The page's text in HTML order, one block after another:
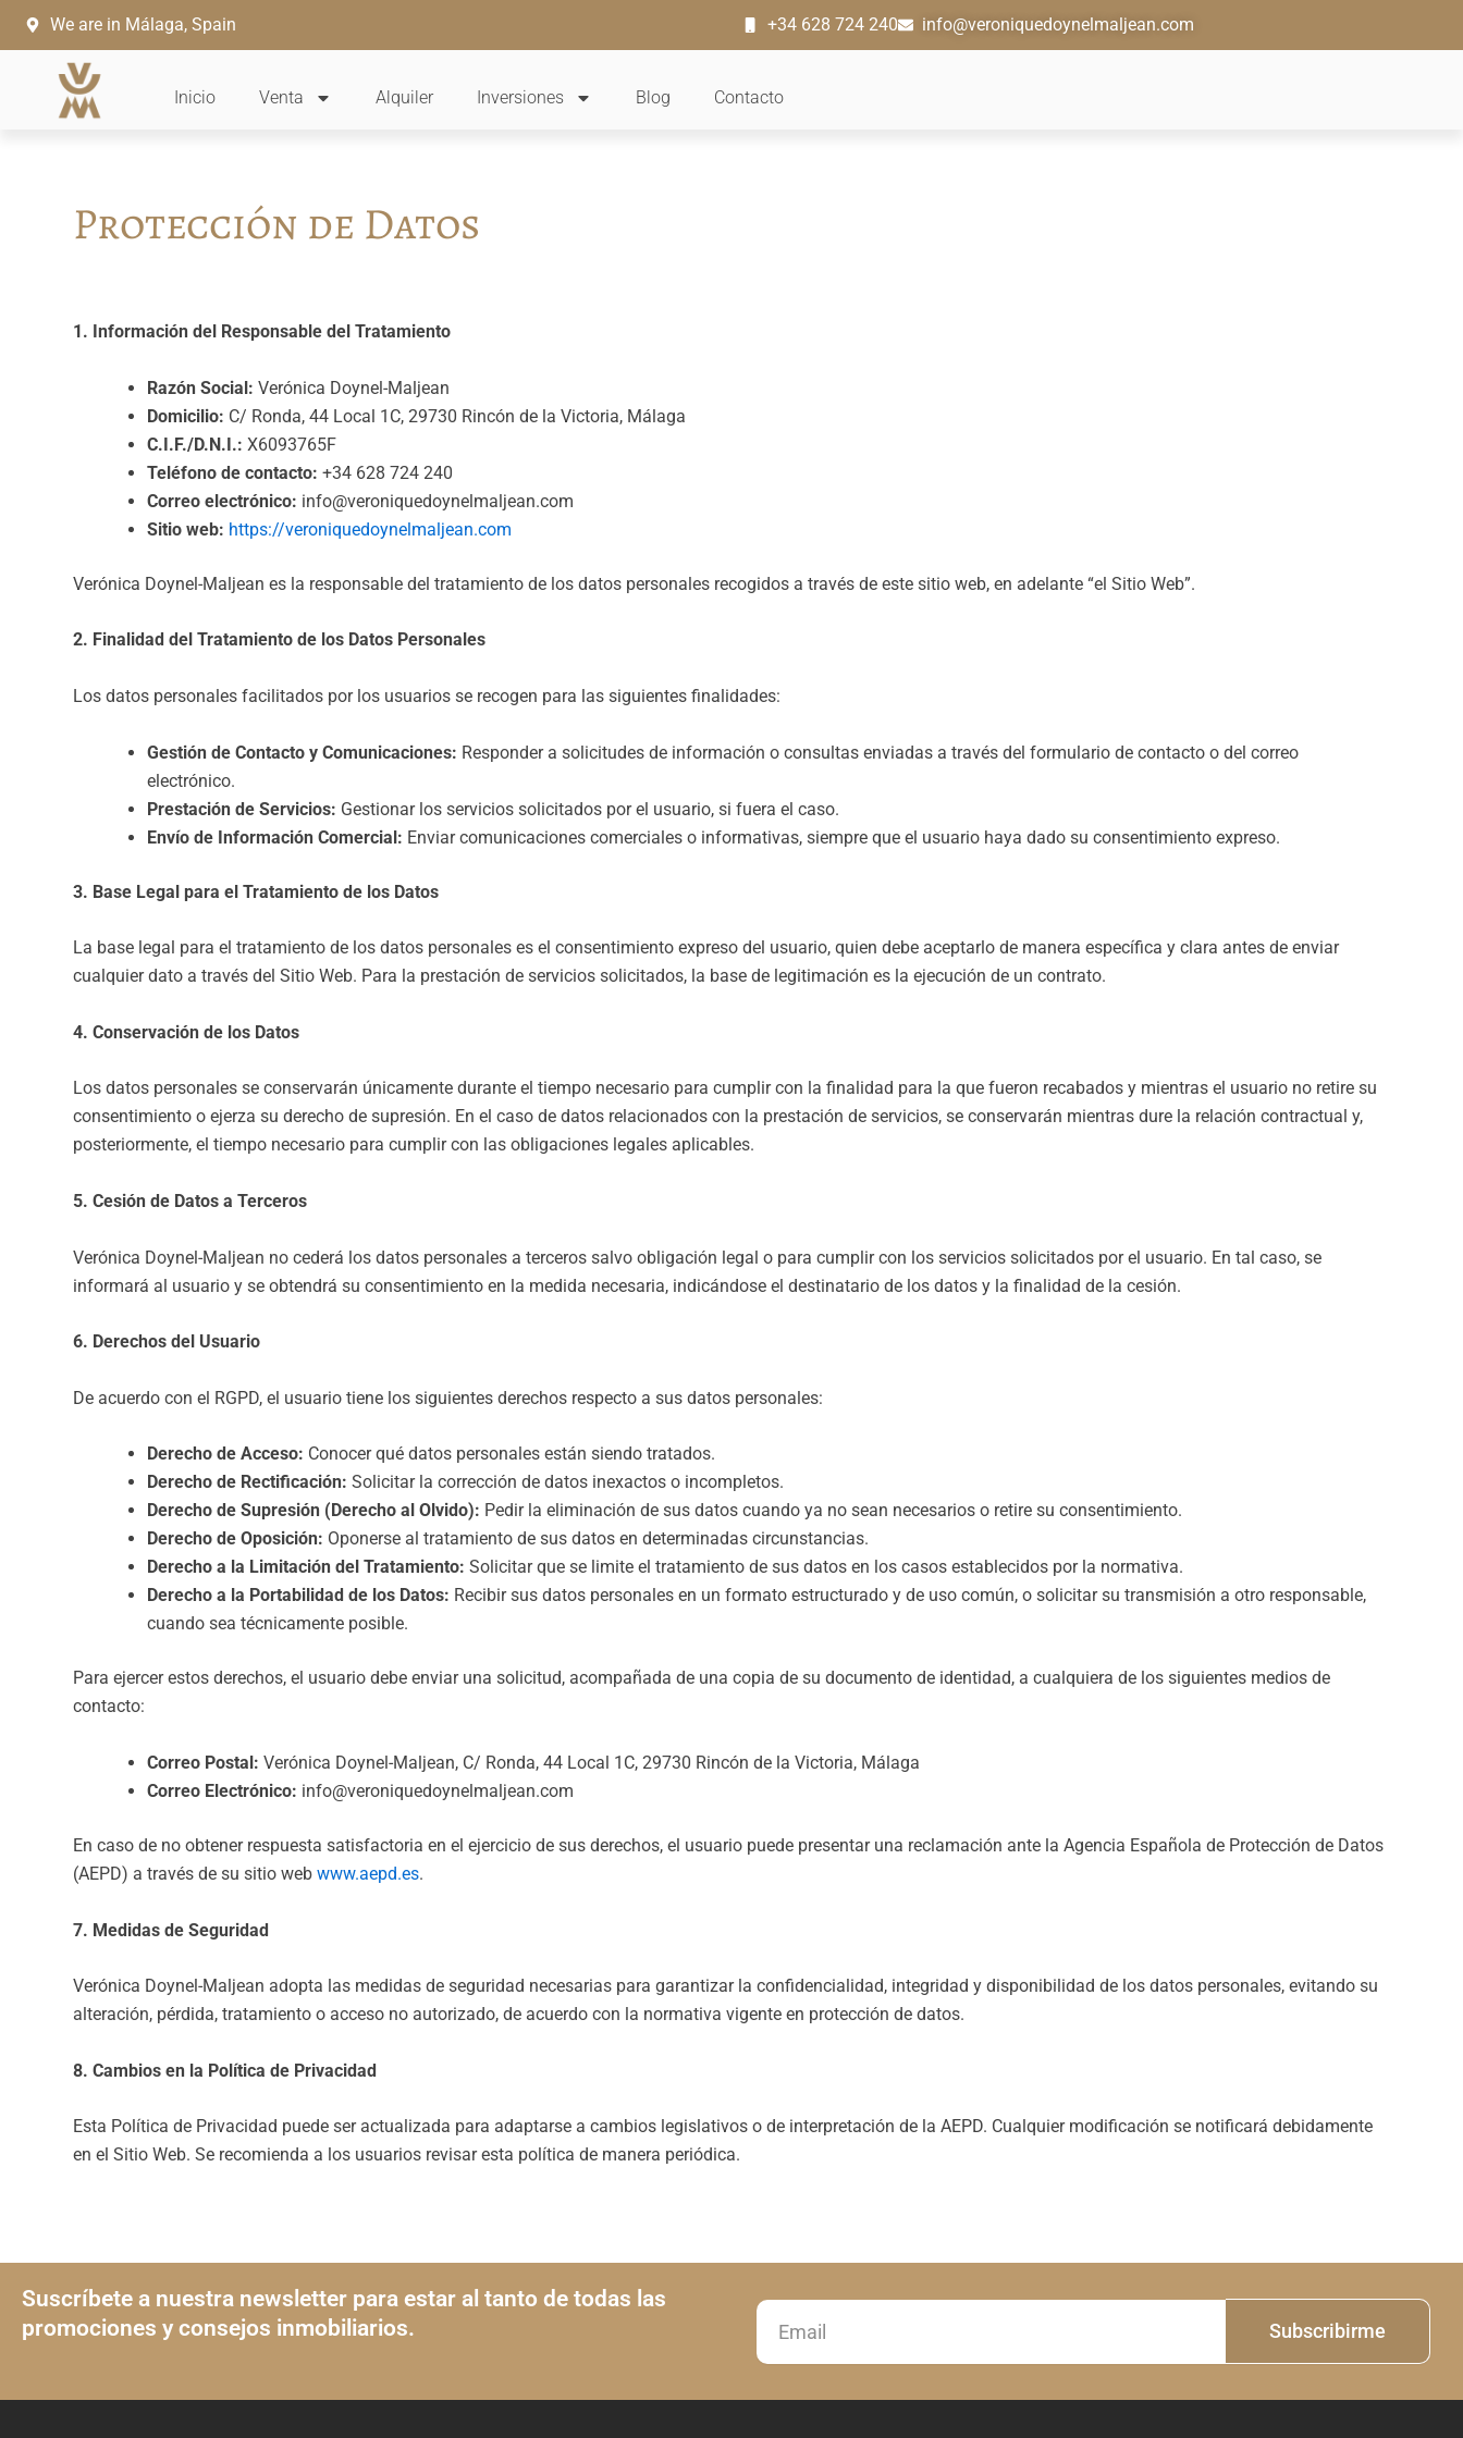
contenido
We are in Málaga, Spain +34 628 724 240 info@veroniquedoynelmaljean.com
Inicio Venta Alquiler Inversiones Blog Contacto
Protección de Datos
1. Información del Responsable del Tratamiento
Razón Social: Verónica Doynel-Maljean
Domicilio: C/ Ronda, 44 Local 1C, 29730 Rincón de la Victoria, Málaga
C.I.F./D.N.I.: X6093765F
Teléfono de contacto: +34 628 724 240
Correo electrónico: info@veroniquedoynelmaljean.com
Sitio web: https://veroniquedoynelmaljean.com
Verónica Doynel-Maljean es la responsable del tratamiento de los datos personales recogidos a través de este sitio web, en adelante “el Sitio Web”.
2. Finalidad del Tratamiento de los Datos Personales
Los datos personales facilitados por los usuarios se recogen para las siguientes finalidades:
Gestión de Contacto y Comunicaciones: Responder a solicitudes de información o consultas enviadas a través del formulario de contacto o del correo
electrónico.
Prestación de Servicios: Gestionar los servicios solicitados por el usuario, si fuera el caso.
Envío de Información Comercial: Enviar comunicaciones comerciales o informativas, siempre que el usuario haya dado su consentimiento expreso.
3. Base Legal para el Tratamiento de los Datos
La base legal para el tratamiento de los datos personales es el consentimiento expreso del usuario, quien debe aceptarlo de manera específica y clara antes de enviar
cualquier dato a través del Sitio Web. Para la prestación de servicios solicitados, la base de legitimación es la ejecución de un contrato.
4. Conservación de los Datos
Los datos personales se conservarán únicamente durante el tiempo necesario para cumplir con la finalidad para la que fueron recabados y mientras el usuario no retire su
consentimiento o ejerza su derecho de supresión. En el caso de datos relacionados con la prestación de servicios, se conservarán mientras dure la relación contractual y,
posteriormente, el tiempo necesario para cumplir con las obligaciones legales aplicables.
5. Cesión de Datos a Terceros
Verónica Doynel-Maljean no cederá los datos personales a terceros salvo obligación legal o para cumplir con los servicios solicitados por el usuario. En tal caso, se
informará al usuario y se obtendrá su consentimiento en la medida necesaria, indicándose el destinatario de los datos y la finalidad de la cesión.
6. Derechos del Usuario
De acuerdo con el RGPD, el usuario tiene los siguientes derechos respecto a sus datos personales:
Derecho de Acceso: Conocer qué datos personales están siendo tratados.
Derecho de Rectificación: Solicitar la corrección de datos inexactos o incompletos.
Derecho de Supresión (Derecho al Olvido): Pedir la eliminación de sus datos cuando ya no sean necesarios o retire su consentimiento.
Derecho de Oposición: Oponerse al tratamiento de sus datos en determinadas circunstancias.
Derecho a la Limitación del Tratamiento: Solicitar que se limite el tratamiento de sus datos en los casos establecidos por la normativa.
Derecho a la Portabilidad de los Datos: Recibir sus datos personales en un formato estructurado y de uso común, o solicitar su transmisión a otro responsable,
cuando sea técnicamente posible.
Para ejercer estos derechos, el usuario debe enviar una solicitud, acompañada de una copia de su documento de identidad, a cualquiera de los siguientes medios de
contacto:
Correo Postal: Verónica Doynel-Maljean, C/ Ronda, 44 Local 1C, 29730 Rincón de la Victoria, Málaga
Correo Electrónico: info@veroniquedoynelmaljean.com
En caso de no obtener respuesta satisfactoria en el ejercicio de sus derechos, el usuario puede presentar una reclamación ante la Agencia Española de Protección de Datos
(AEPD) a través de su sitio webwww.aepd.es.
7. Medidas de Seguridad
Verónica Doynel-Maljean adopta las medidas de seguridad necesarias para garantizar la confidencialidad, integridad y disponibilidad de los datos personales, evitando su
alteración, pérdida, tratamiento o acceso no autorizado, de acuerdo con la normativa vigente en protección de datos.
8. Cambios en la Política de Privacidad
Esta Política de Privacidad puede ser actualizada para adaptarse a cambios legislativos o de interpretación de la AEPD. Cualquier modificación se notificará debidamente
en el Sitio Web. Se recomienda a los usuarios revisar esta política de manera periódica.
Suscríbete a nuestra newsletter para estar al tanto de todas las
promociones y consejos inmobiliarios.
Email
Subscribirme